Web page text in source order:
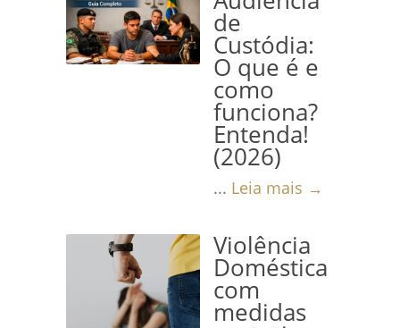
de
Custódia:
O que é e
como
funciona?
Entenda!
(2026)
... Leia mais →
Violência
Doméstica
com
medidas